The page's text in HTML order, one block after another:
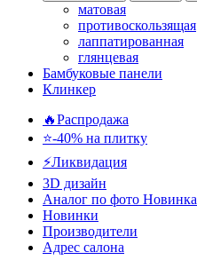
матовая
противоскользящая
лаппатированная
глянцевая
Бамбуковые панели
Клинкер
🔥Распродажа
⭐-40% на плитку
⚡️Ликвидация
3D дизайн
Аналог по фото Новинка
Новинки
Производители
Адрес салона